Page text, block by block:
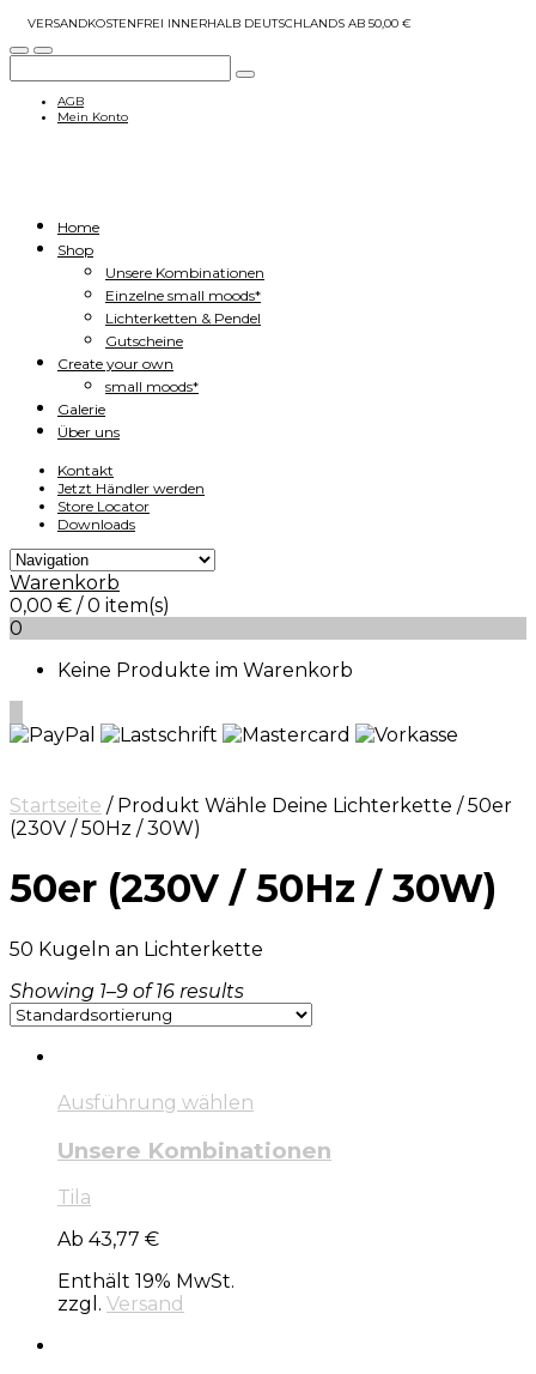
VERSANDKOSTENFREI INNERHALB DEUTSCHLANDS AB 50,00 €
AGB
Mein Konto
Home
Shop
Unsere Kombinationen
Einzelne small moods*
Lichterketten & Pendel
Gutscheine
Create your own
small moods*
Galerie
Über uns
Kontakt
Jetzt Händler werden
Store Locator
Downloads
Warenkorb
0,00 € / 0 item(s)
0
Keine Produkte im Warenkorb
Startseite / Produkt Wähle Deine Lichterkette / 50er
(230V / 50Hz / 30W)
50er (230V / 50Hz / 30W)
50 Kugeln an Lichterkette
Showing 1–9 of 16 results
Ausführung wählen
Unsere Kombinationen
Tila
Ab 43,77 €
Enthält 19% MwSt.
zzgl. Versand